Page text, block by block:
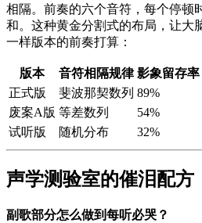
相隔。前奏的六个音符，每个停顿
和。这种黄金分割式的布局，让大
一样版本的前奏打算：
版本 音符相隔规律 影象留存率
正式版
斐波那契数列 89%
废案A版 等差数列 54%
试听版
随机分布 32%
声学测验室的催泪配方
副歌部分怎么做到每听必哭？